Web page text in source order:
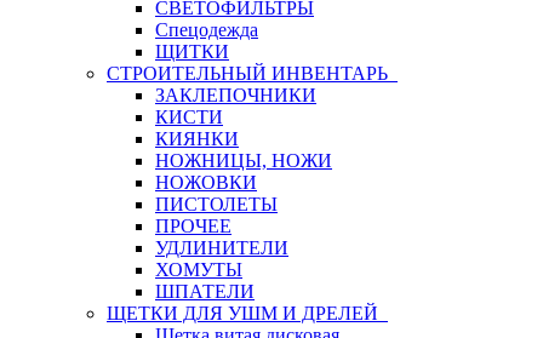
СВЕТОФИЛЬТРЫ
Спецодежда
ЩИТКИ
СТРОИТЕЛЬНЫЙ ИНВЕНТАРЬ
ЗАКЛЕПОЧНИКИ
КИСТИ
КИЯНКИ
НОЖНИЦЫ, НОЖИ
НОЖОВКИ
ПИСТОЛЕТЫ
ПРОЧЕЕ
УДЛИНИТЕЛИ
ХОМУТЫ
ШПАТЕЛИ
ЩЕТКИ ДЛЯ УШМ И ДРЕЛЕЙ